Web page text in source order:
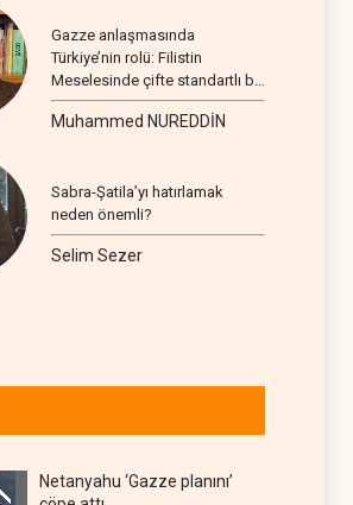
Gazze anlaşmasında
Türkiye’nin rolü: Filistin
Meselesinde çifte standartlı bir
seyir
Muhammed NUREDDİN
Sabra-Şatila’yı hatırlamak
neden önemli?
Selim Sezer
Netanyahu ‘Gazze planını’